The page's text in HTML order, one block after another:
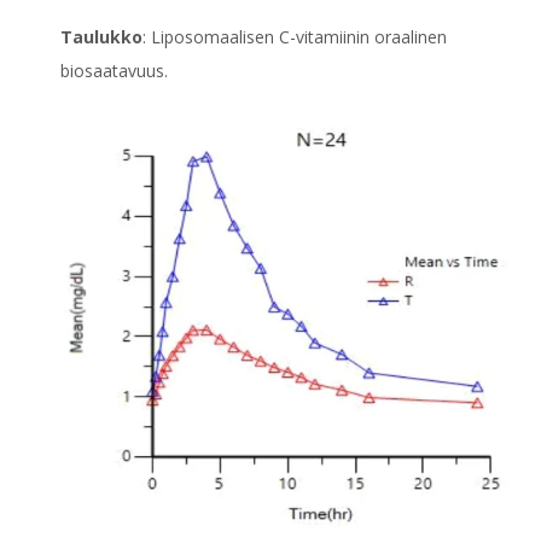
Taulukko: Liposomaalisen C-vitamiinin oraalinen
biosaatavuus.